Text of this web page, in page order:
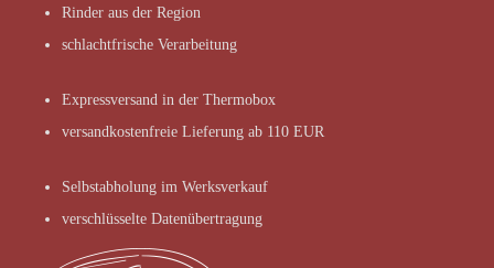
Rinder aus der Region
schlachtfrische Verarbeitung
Expressversand in der Thermobox
versandkostenfreie Lieferung ab 110 EUR
Selbstabholung im Werksverkauf
verschlüsselte Datenübertragung